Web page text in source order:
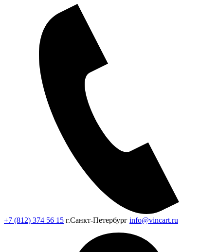
+7 (812) 374 56 15 г.Санкт-Петербург info@vincart.ru